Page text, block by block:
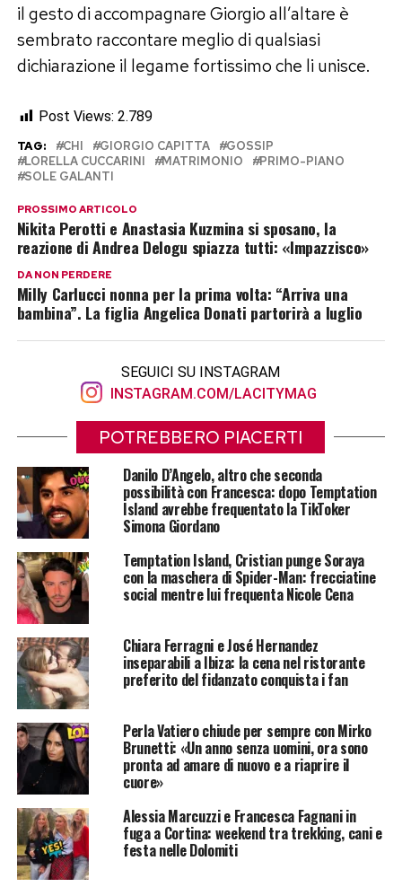
il gesto di accompagnare Giorgio all’altare è
sembrato raccontare meglio di qualsiasi
dichiarazione il legame fortissimo che li unisce.
Post Views: 2.789
TAG: CHI GIORGIO CAPITTA
GOSSIP
LORELLA CUCCARINI
MATRIMONIO
PRIMO-PIANO
SOLE GALANTI
PROSSIMO ARTICOLO
Nikita Perotti e Anastasia Kuzmina si sposano, la
reazione di Andrea Delogu spiazza tutti: «Impazzisco»
DA NON PERDERE
Milly Carlucci nonna per la prima volta: “Arriva una
bambina”. La figlia Angelica Donati partorirà a luglio
SEGUICI SU INSTAGRAM
INSTAGRAM.COM/LACITYMAG
POTREBBERO PIACERTI
Danilo D’Angelo, altro che seconda
possibilità con Francesca: dopo Temptation
Island avrebbe frequentato la TikToker
Simona Giordano
Temptation Island, Cristian punge Soraya
con la maschera di Spider-Man: frecciatine
social mentre lui frequenta Nicole Cena
Chiara Ferragni e José Hernandez
inseparabili a Ibiza: la cena nel ristorante
preferito del fidanzato conquista i fan
Perla Vatiero chiude per sempre con Mirko
Brunetti: «Un anno senza uomini, ora sono
pronta ad amare di nuovo e a riaprire il
cuore»
Alessia Marcuzzi e Francesca Fagnani in
fuga a Cortina: weekend tra trekking, cani e
festa nelle Dolomiti